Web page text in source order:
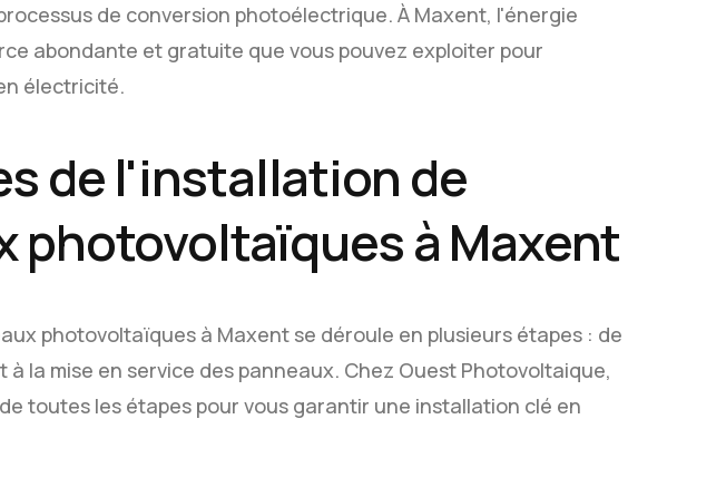
de conversion photoélectrique. À Maxent, l'énergie
abondante et gratuite que vous pouvez exploiter pour
électricité.
de l'installation de
photovoltaïques à Maxent
photovoltaïques à Maxent se déroule en plusieurs étapes : de
la mise en service des panneaux. Chez Ouest Photovoltaique,
toutes les étapes pour vous garantir une installation clé en